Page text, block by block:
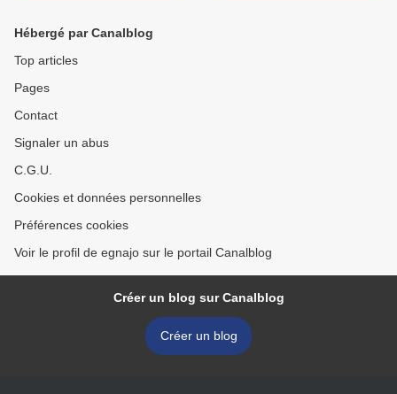
Hébergé par Canalblog
Top articles
Pages
Contact
Signaler un abus
C.G.U.
Cookies et données personnelles
Préférences cookies
Voir le profil de egnajo sur le portail Canalblog
Créer un blog sur Canalblog
Créer un blog